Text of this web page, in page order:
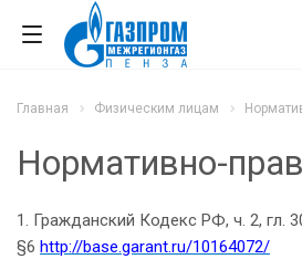
Главная Физическим лицам
Нормативно-
1. Гражданский Кодекс РФ, ч. 2, гл.
§6 http://base.garant.ru/10164072/